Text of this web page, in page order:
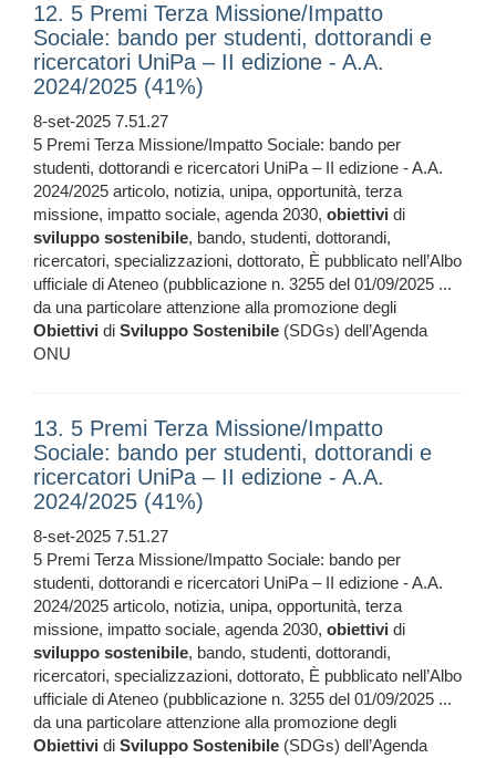
12. 5 Premi Terza Missione/Impatto
Sociale: bando per studenti, dottorandi e
ricercatori UniPa – II edizione - A.A.
2024/2025 (41%)
8-set-2025 7.51.27
5 Premi Terza Missione/Impatto Sociale: bando per
studenti, dottorandi e ricercatori UniPa – II edizione - A.A.
2024/2025 articolo, notizia, unipa, opportunità, terza
missione, impatto sociale, agenda 2030, obiettivi di
sviluppo sostenibile, bando, studenti, dottorandi,
ricercatori, specializzazioni, dottorato, È pubblicato nell’Albo
ufficiale di Ateneo (pubblicazione n. 3255 del 01/09/2025 ...
da una particolare attenzione alla promozione degli
Obiettivi di Sviluppo Sostenibile (SDGs) dell’Agenda
ONU
13. 5 Premi Terza Missione/Impatto
Sociale: bando per studenti, dottorandi e
ricercatori UniPa – II edizione - A.A.
2024/2025 (41%)
8-set-2025 7.51.27
5 Premi Terza Missione/Impatto Sociale: bando per
studenti, dottorandi e ricercatori UniPa – II edizione - A.A.
2024/2025 articolo, notizia, unipa, opportunità, terza
missione, impatto sociale, agenda 2030, obiettivi di
sviluppo sostenibile, bando, studenti, dottorandi,
ricercatori, specializzazioni, dottorato, È pubblicato nell’Albo
ufficiale di Ateneo (pubblicazione n. 3255 del 01/09/2025 ...
da una particolare attenzione alla promozione degli
Obiettivi di Sviluppo Sostenibile (SDGs) dell’Agenda